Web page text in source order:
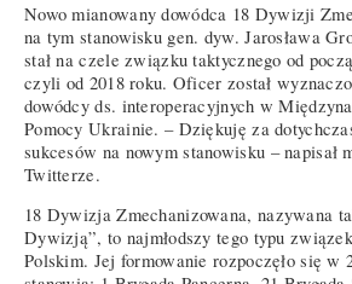
Nowo mianowany dowódca 18 Dywizji
na tym stanowisku gen. dyw. Jarosława
stał na czele związku taktycznego od
czyli od 2018 roku. Oficer został
dowódcy ds. interoperacyjnych w
Pomocy Ukrainie. – Dziękuję za
sukcesów na nowym stanowisku – napisał
Twitterze.
18 Dywizja Zmechanizowana, nazywana
Dywizją”, to najmłodszy tego typu
Polskim. Jej formowanie rozpoczęło się w